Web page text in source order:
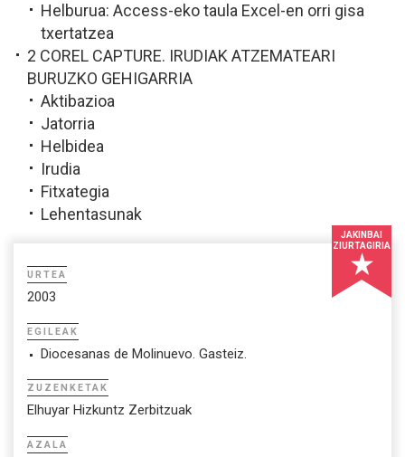
Helburua: Access-eko taula Excel-en orri gisa
txertatzea
2 COREL CAPTURE. IRUDIAK ATZEMATEARI
BURUZKO GEHIGARRIA
Aktibazioa
Jatorria
Helbidea
Irudia
Fitxategia
Lehentasunak
JAKINBAI
ZIURTAGIRIA
URTEA
2003
EGILEAK
Diocesanas de Molinuevo. Gasteiz.
ZUZENKETAK
Elhuyar Hizkuntz Zerbitzuak
AZALA